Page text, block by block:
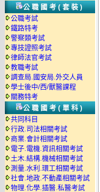
公職國考(套裝)
公職考試
鐵路特考
警察類考試
專技證照考試
律師法官考試
教職考試
調查局.國安局.外交人員
學士後中/西/獸醫課程
關務特考
公職國考(單科)
共同科目
行政.司法相關考試
商業.會計相關考試
電子.電機.資訊相關考試
土木.結構.機械相關考試
測量.水利.環工相關考試
社會.地政.不動產相關考試
物理.化學.插醫.私醫考試